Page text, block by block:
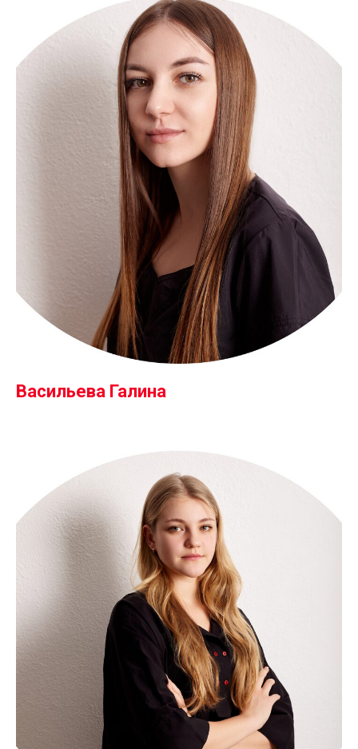
Васильева Галина
Политика
конфиденциальности
Поиск по сайту
Все права защищены
*Имеются противопоказания, необходима консультация
специалиста
Лазерная эпиляция
для женщин
Лазерная эпиляция
для мужчин
Противопоказания
О нас
Отзывы
Контакты
Оборудование
Вопрос-ответ
Подарочные
сертификаты
Специалисты
БЛОГ / НОВОСТИ
ИП Арбатова Татьяна Васильевна
Пенза, улица Московская, 67
Ежедневно с 09:00 до 21:00
+7 (8412) 50 01 07
Версия для
слабовидящих